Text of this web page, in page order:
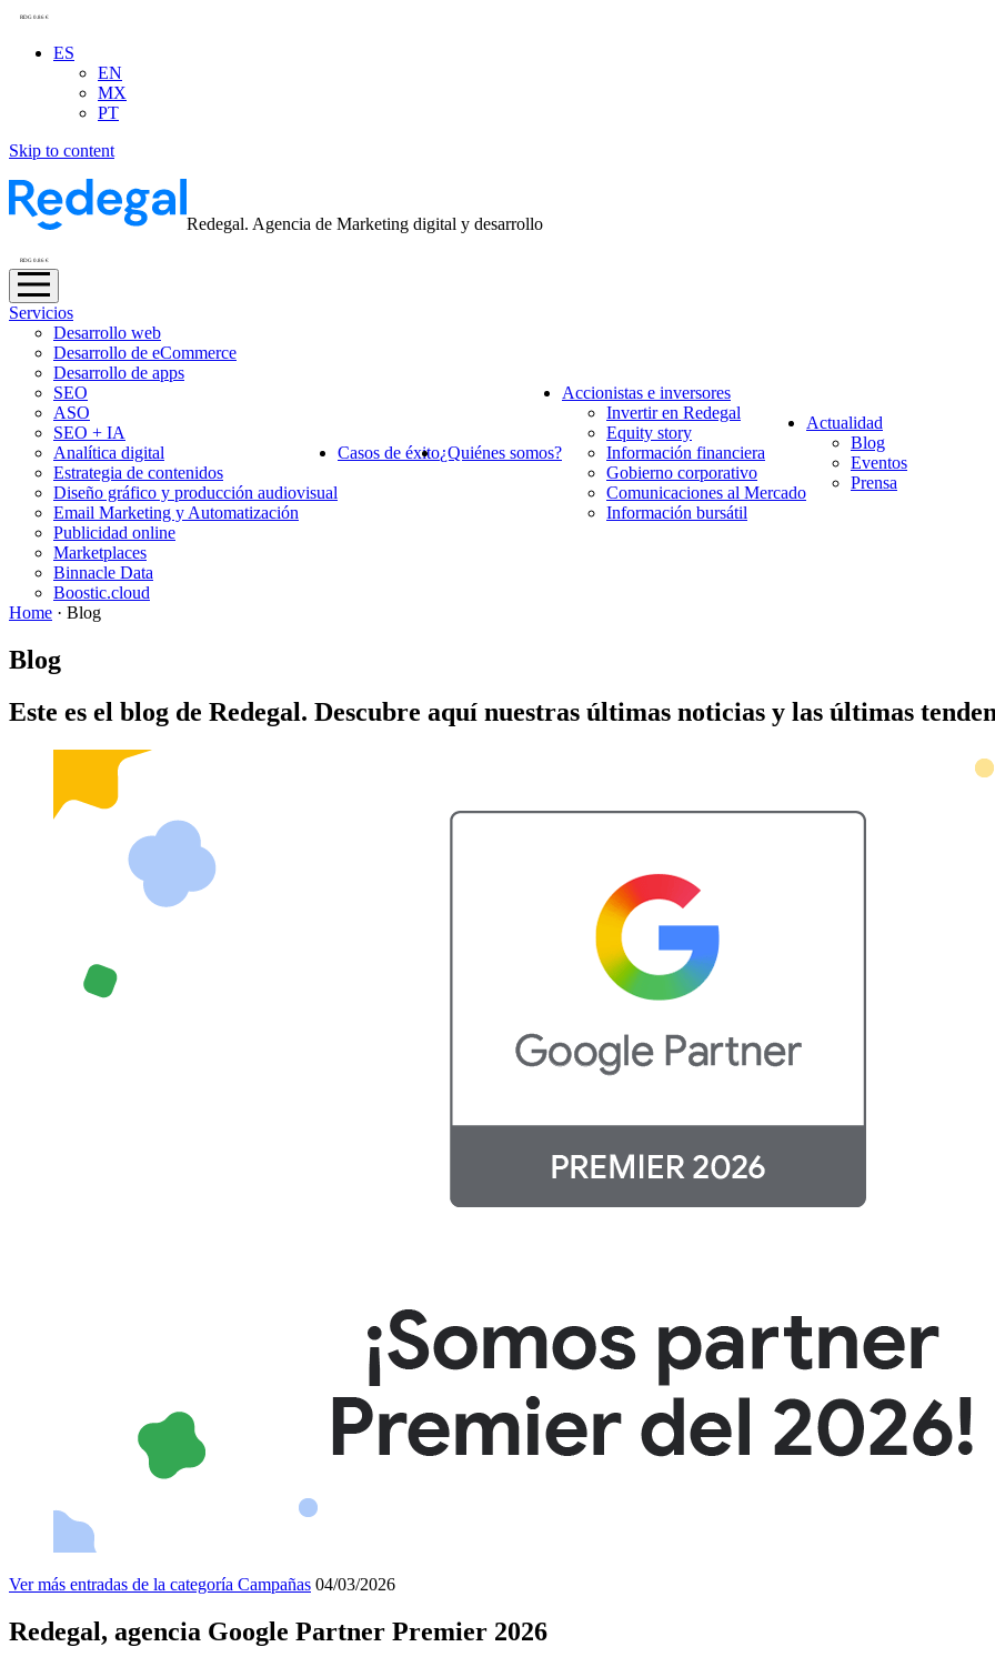
RDG 0.86 €
ES
EN
MX
PT
Skip to content
Redegal. Agencia de Marketing digital y desarrollo
RDG 0.86 €
Servicios
Desarrollo web
Desarrollo de eCommerce
Desarrollo de apps
SEO
ASO
SEO + IA
Analítica digital
Estrategia de contenidos
Diseño gráfico y producción audiovisual
Email Marketing y Automatización
Publicidad online
Marketplaces
Binnacle Data
Boostic.cloud
Casos de éxito¿Quiénes somos?
Accionistas e inversores
Invertir en Redegal
Equity story
Información financiera
Gobierno corporativo
Comunicaciones al Mercado
Información bursátil
Actualidad
Blog
Eventos
Prensa
Home · Blog
Blog
Este es el blog de Redegal. Descubre aquí nuestras últimas noticias y las últimas
Ver más entradas de la categoría Campañas 04/03/2026
Redegal, agencia Google Partner Premier 2026